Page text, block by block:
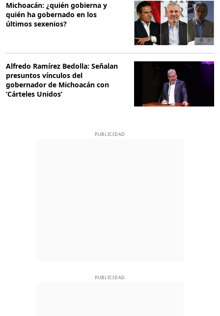
Michoacán: ¿quién gobierna y
quién ha gobernado en los
últimos sexenios?
Alfredo Ramírez Bedolla: Señalan
presuntos vínculos del
gobernador de Michoacán con
‘Cárteles Unidos’
PUBLICIDAD
PUBLICIDAD